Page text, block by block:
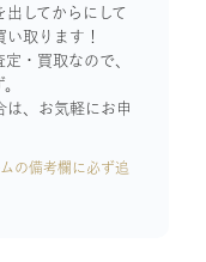
してからにして
取ります！
・買取なので、
は、お気軽にお申
の備考欄に必ず追